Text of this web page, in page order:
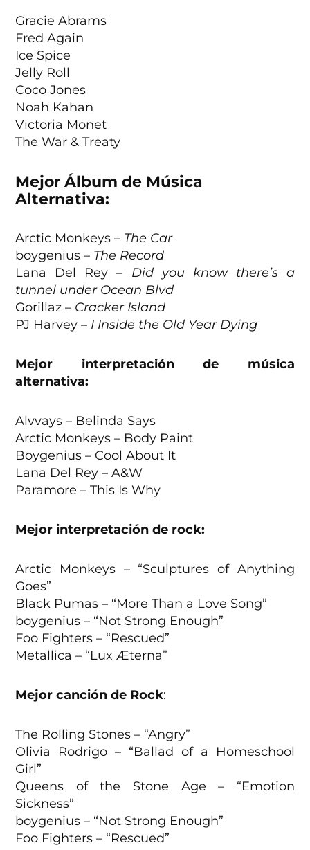
Gracie Abrams
Fred Again
Ice Spice
Jelly Roll
Coco Jones
Noah Kahan
Victoria Monet
The War & Treaty
Mejor Álbum de Música
Alternativa:
Arctic Monkeys – The Car
boygenius – The Record
Lana Del Rey – Did you know there’s a
tunnel under Ocean Blvd
Gorillaz – Cracker Island
PJ Harvey – I Inside the Old Year Dying
Mejor interpretación de música
alternativa:
Alvvays – Belinda Says
Arctic Monkeys – Body Paint
Boygenius – Cool About It
Lana Del Rey – A&W
Paramore – This Is Why
Mejor interpretación de rock:
Arctic Monkeys – “Sculptures of Anything
Goes”
Black Pumas – “More Than a Love Song”
boygenius – “Not Strong Enough”
Foo Fighters – “Rescued”
Metallica – “Lux Æterna”
Mejor canción de Rock:
The Rolling Stones – “Angry”
Olivia Rodrigo – “Ballad of a Homeschool
Girl”
Queens of the Stone Age – “Emotion
Sickness”
boygenius – “Not Strong Enough”
Foo Fighters – “Rescued”